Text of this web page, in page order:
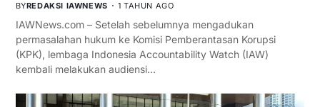
BYREDAKSI IAWNEWS 1 TAHUN AGO
IAWNews.com – Setelah sebelumnya mengadukan
permasalahan hukum ke Komisi Pemberantasan Korupsi
(KPK), lembaga Indonesia Accountability Watch (IAW)
kembali melakukan audiensi…